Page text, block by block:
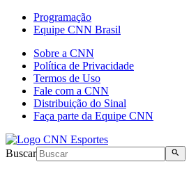
Programação
Equipe CNN Brasil
Sobre a CNN
Política de Privacidade
Termos de Uso
Fale com a CNN
Distribuição do Sinal
Faça parte da Equipe CNN
Buscar